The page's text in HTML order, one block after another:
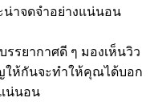
น่าจดจำอย่างแน่นอน
รรยากาศดี ๆ มองเห็นวิว
ให้กันจะทำให้คุณได้บอก
น่นอน